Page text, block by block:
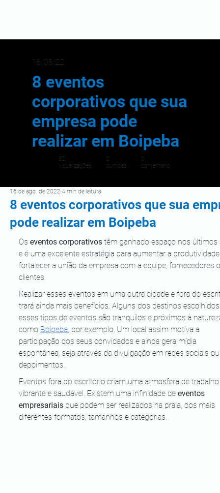
52
visualizações
0
curtidas
0
comentário
8 eventos
corporativos que sua
empresa pode
realizar em Boipeba
16/08/22
8 eventos corporativos que sua
pode realizar em Boipeba
16 de ago. de 2022 4 min de leitura
Os eventos corporativos têm ganhado espaço nos
e é uma excelente estratégia para aumentar a
fortalecer a união da empresa com a equipe, fornecedores
clientes.
Realizar esses eventos em uma outra cidade e fora do
trará ainda mais benefícios. Alguns dos destinos
esses tipos de eventos são tranquilos e próximos à
como Boipeba, por exemplo. Um local assim motiva a
participação dos seus convidados e ainda gera mídia
espontânea, seja através da divulgação em redes sociais
depoimentos.
Eventos fora do escritório criam uma atmosfera de
vibrante e saudável. Existem uma infinidade de eventos
empresariais que podem ser realizados na praia, dos mais
diferentes formatos, tamanhos e categorias.